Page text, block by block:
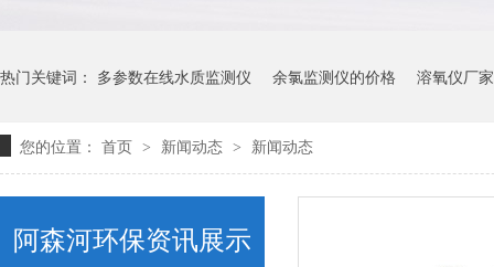
热门关键词： 多参数在线水质监测仪 余氯监测仪的价格 溶氧仪厂家
您的位置： 首页 > 新闻动态 > 新闻动态
阿森河环保资讯展示
水质监测浮标（ASH-600）